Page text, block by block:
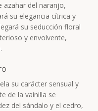
azahar del naranjo,
su elegancia cítrica y
su seducción floral
y envolvente,
su carácter sensual y
de la vainilla se
del sándalo y el cedro,